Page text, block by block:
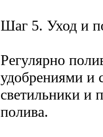
Шаг 5. Уход и
Регулярно
удобрениями и
светильники и
полива.